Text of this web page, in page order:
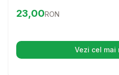
siguranta atat pentru tine, cat si
Preț:23.00
23,00RON
Vezi cel mai